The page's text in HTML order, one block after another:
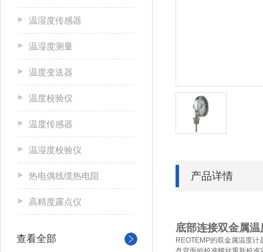
产品详情
底部连接双金属温
REOTEMP的双金属温度计
温湿度传感器
温湿度测量
温度变送器
温度校验仪
温度传感器
温湿度校验仪
热电偶线缆热电阻
高精度露点仪
查看全部